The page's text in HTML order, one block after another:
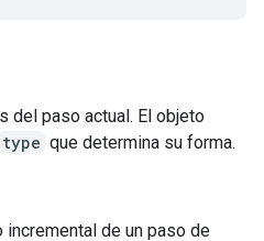
del paso actual. El objeto
type que determina su forma.
incremental de un paso de